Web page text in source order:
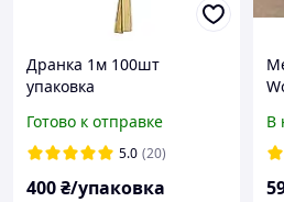
Дранка 1м 100шт
упаковка
Готово к отправке
5.0 (20)
400₴/упаковка
В